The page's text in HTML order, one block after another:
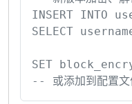
INSERT INTO
SELECT
SET
-- 或添加到配置